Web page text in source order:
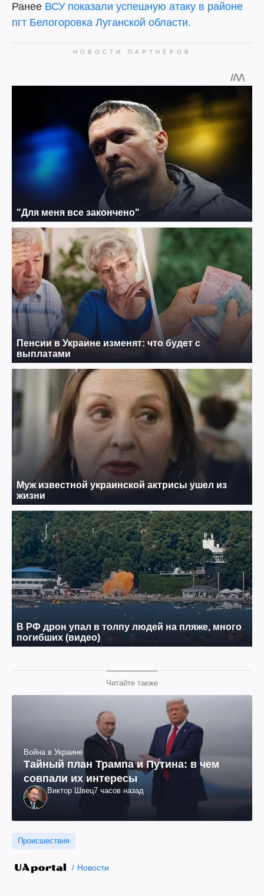
Ранее ВСУ показали успешную атаку в районе
пгт Белогоровка Луганской области.
Читайте также
Война в Украине
Тайный план Трампа и Путина: в чем
совпали их интересы
Виктор Швец7 часов назад
Происшествия
Новости